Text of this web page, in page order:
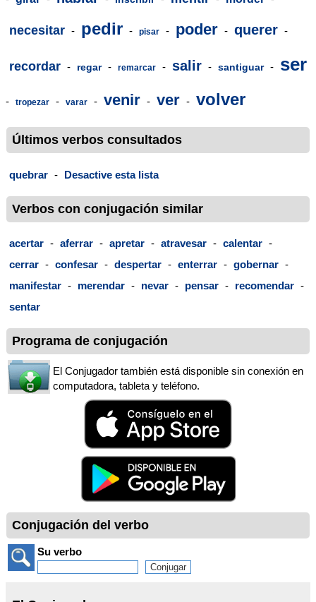
necesitar - pedir - pisar - poder - querer -
recordar - regar - remarcar - salir - santiguar - ser
- tropezar - varar - venir - ver - volver
Últimos verbos consultados
quebrar - Desactive esta lista
Verbos con conjugación similar
acertar - aferrar - apretar - atravesar - calentar -
cerrar - confesar - despertar - enterrar - gobernar -
manifestar - merendar - nevar - pensar - recomendar -
sentar
Programa de conjugación
El Conjugador también está disponible sin conexión en
computadora, tableta y teléfono.
Conjugación del verbo
Su verbo